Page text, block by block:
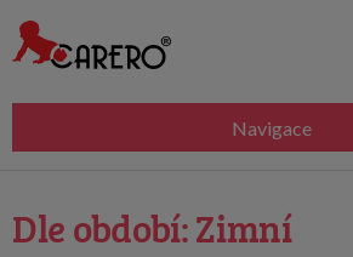
Navigace
Dle období: Zimní